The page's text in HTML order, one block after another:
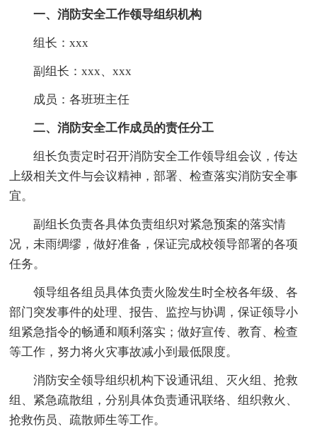
一、消防安全工作领导组织机构
组长：xxx
副组长：xxx、xxx
成员：各班班主任
二、消防安全工作成员的责任分工
组长负责定时召开消防安全工作领导组会议，传达
上级相关文件与会议精神，部署、检查落实消防安全事
宜。
副组长负责各具体负责组织对紧急预案的落实情
况，未雨绸缪，做好准备，保证完成校领导部署的各项
任务。
领导组各组员具体负责火险发生时全校各年级、各
部门突发事件的处理、报告、监控与协调，保证领导小
组紧急指令的畅通和顺利落实；做好宣传、教育、检查
等工作，努力将火灾事故减小到最低限度。
消防安全领导组织机构下设通讯组、灭火组、抢救
组、紧急疏散组，分别具体负责通讯联络、组织救火、
抢救伤员、疏散师生等工作。